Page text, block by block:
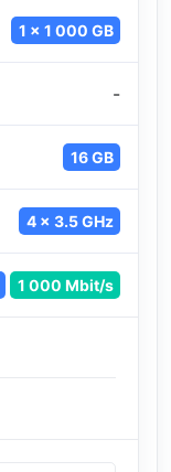
1 x 1 000 GB
-
16 GB
4 x 3.5 GHz
1 000 Mbit/s